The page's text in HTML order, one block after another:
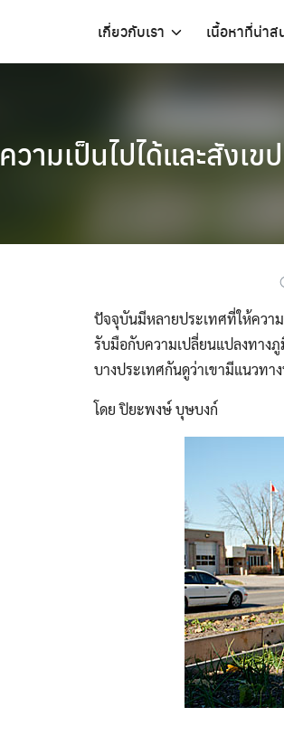
เกี่ยวกับเรา เนื้อหาที่น่าส
ความเป็นไปได้และสังเ
ปัจจุบันมีหลายประเทศที่ให้ควา
รับมือกับความเปลี่ยนแปลงทางภู
บางประเทศกันดูว่าเขามีแนวทา
โดย ปิยะพงษ์ บุษบงก์